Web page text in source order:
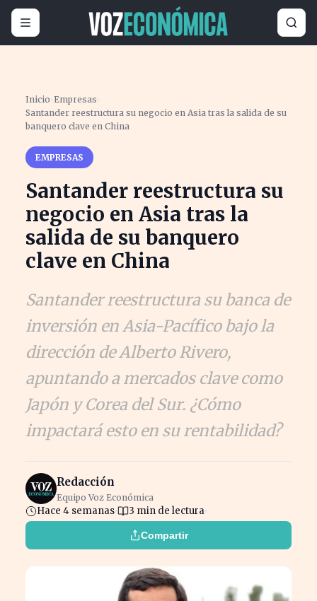
Inicio ›Empresas ›
Santander reestructura su negocio en Asia tras la salida de su
banquero clave en China
EMPRESAS
Santander reestructura su
negocio en Asia tras la
salida de su banquero
clave en China
Santander reestructura su banca de
inversión en Asia-Pacífico bajo la
dirección de Alberto Rivero,
apuntando a mercados clave como
Japón y Corea del Sur. ¿Cómo
impactará esto en su rentabilidad?
Redacción
Equipo Voz Económica
Hace 4 semanas 3 min de lectura
Compartir